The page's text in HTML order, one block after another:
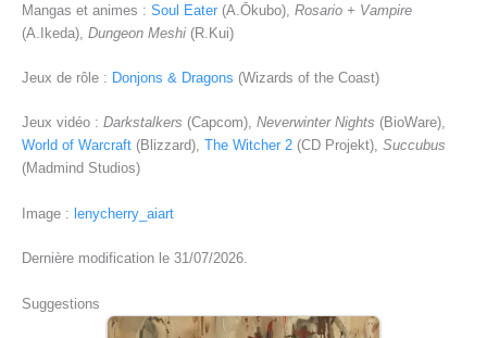
Mangas et animes : Soul Eater (A.Ōkubo), Rosario + Vampire
(A.Ikeda), Dungeon Meshi (R.Kui)
Jeux de rôle : Donjons & Dragons (Wizards of the Coast)
Jeux vidéo : Darkstalkers (Capcom), Neverwinter Nights (BioWare),
World of Warcraft (Blizzard), The Witcher 2 (CD Projekt), Succubus
(Madmind Studios)
Image : lenycherry_aiart
Dernière modification le 31/07/2026.
Suggestions